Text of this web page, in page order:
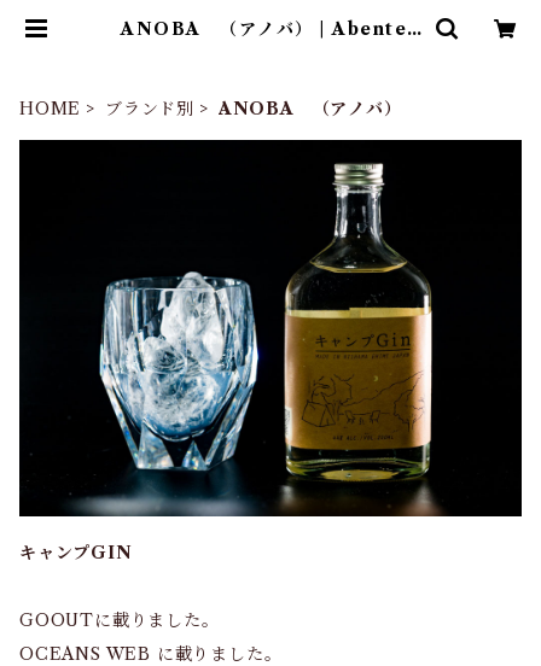
ANOBA （アノバ） | Abenteu
HOME ブランド別 ANOBA （アノバ）
キャンプGIN
GOOUTに載りました。
OCEANS WEB に載りました。